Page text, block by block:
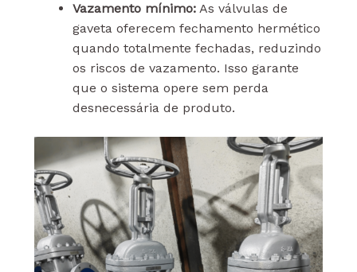
Vazamento mínimo:As válvulas de
gaveta oferecem fechamento hermético
quando totalmente fechadas, reduzindo
os riscos de vazamento. Isso garante
que o sistema opere sem perda
desnecessária de produto.